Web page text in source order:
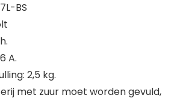
BS
A.
2,5 kg.
met zuur moet worden gevuld,